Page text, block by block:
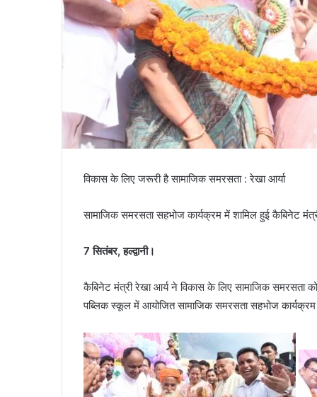
विकास के लिए जरूरी है सामाजिक समरसता : रेखा आर्या
सामाजिक समरसता सहभोज कार्यक्रम में शामिल हुई कैबिनेट
7 सितंबर, हल्द्वानी।
कैबिनेट मंत्री रेखा आर्य ने विकास के लिए सामाजिक समरसता को
पब्लिक स्कूल में आयोजित सामाजिक समरसता सहभोज कार्यक्रम